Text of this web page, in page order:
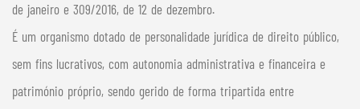
de janeiro e 309/2016, de 12 de dezembro.
É um organismo dotado de personalidade jurídica de direito público,
sem fins lucrativos, com autonomia administrativa e financeira e
património próprio, sendo gerido de forma tripartida entre